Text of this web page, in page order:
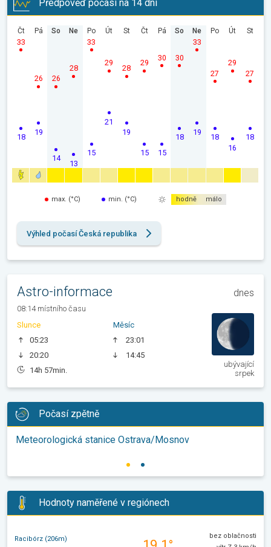
Předpověď počasí na 14 dní
Čt
18
33
Pá
19
26
So
14
26
Ne
13
28
Po
15
33
Út
21
29
St
19
28
Čt
15
29
Pá
15
30
So
18
30
Ne
19
33
Po
18
27
Út
16
29
St
18
27
max. (°C) min. (°C) hodně málo
Výhled počasí Česká republika
Astro-informace dnes
08:14 místního času
Slunce
05:23
20:20
14h 57min.
Měsíc
23:01
14:45
ubývající
srpek
Počasí zpětně
Meteorologická stanice Ostrava/Mosnov
Hodnoty naměřené v regiónech
Racibórz (206m)
bez oblačnosti